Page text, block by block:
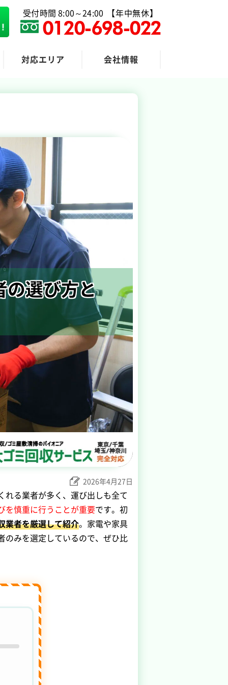
受付時間 8:00～24:00 【年中無休】
0120-698-022
対応エリア 会社情報
の選び方と
2026年4月27日
る業者が多く、運び出しも全て
を慎重に行うことが重要です。初
業者を厳選して紹介。家電や家具
のみを選定しているので、ぜひ比